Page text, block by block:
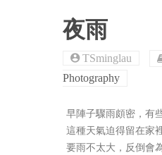
夜雨
TSminglau
Photography
早陣子驟雨頗密，有
這種天氣迫得留在家
要雨不太大，反倒會